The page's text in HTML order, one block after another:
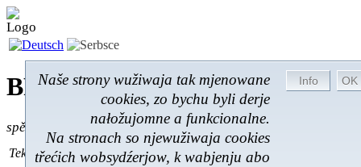
BROM-Service *Online
spěšnje * spušćomnje * małonałožnje
Naše strony wužiwaja tak mjenowane
cookies, zo bychu byli derje
nałožujomne a funkcionalne.
Na stronach so njewužiwaja cookies
třećich wobsydźerjow, k wabjenju abo
Tekst pytać:
Tekst pytać